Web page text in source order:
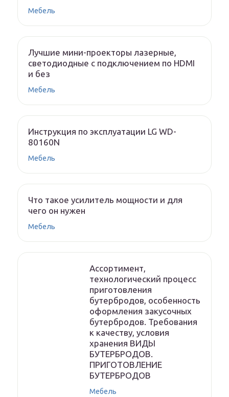
Мебель
Лучшие мини-проекторы лазерные,
светодиодные с подключением по HDMI
и без
Мебель
Инструкция по эксплуатации LG WD-
80160N
Мебель
Что такое усилитель мощности и для
чего он нужен
Мебель
Ассортимент,
технологический процесс
приготовления
бутербродов, особенность
оформления закусочных
бутербродов. Требования
к качеству, условия
хранения ВИДЫ
БУТЕРБРОДОВ.
ПРИГОТОВЛЕНИЕ
БУТЕРБРОДОВ
Мебель